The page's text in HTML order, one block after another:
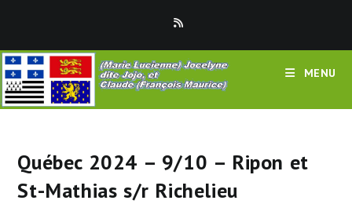
content
MENU
Québec 2024 – 9/10 – Ripon et
St-Mathias s/r Richelieu